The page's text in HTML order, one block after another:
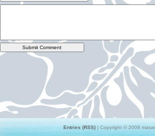
Entries (RSS) | Copyright © 2009